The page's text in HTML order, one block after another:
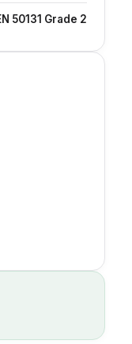
50131 Grade 2